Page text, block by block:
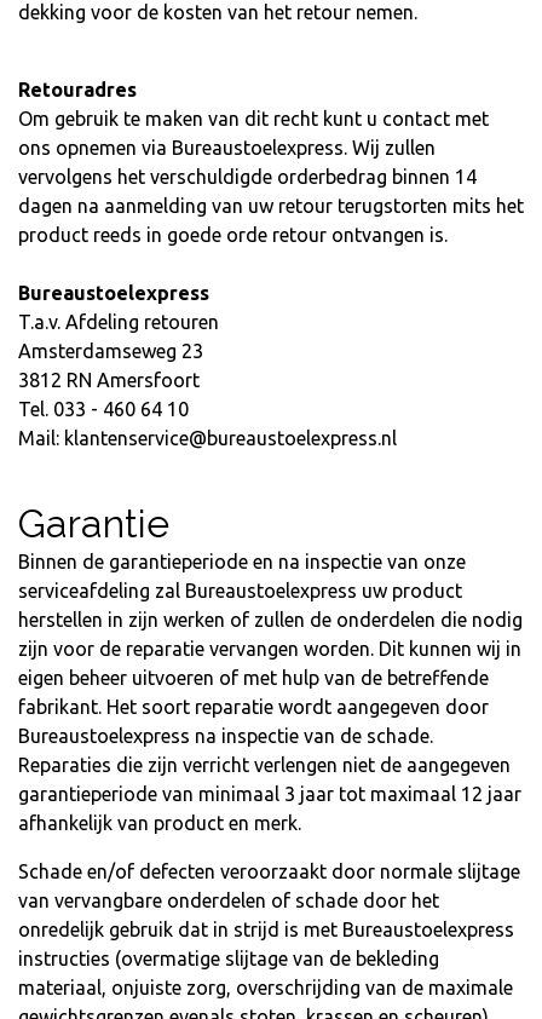
dekking voor de kosten van het retour nemen.
Retouradres
Om gebruik te maken van dit recht kunt u contact met
ons opnemen via Bureaustoelexpress. Wij zullen
vervolgens het verschuldigde orderbedrag binnen 14
dagen na aanmelding van uw retour terugstorten mits het
product reeds in goede orde retour ontvangen is.
Bureaustoelexpress
T.a.v. Afdeling retouren
Amsterdamseweg 23
3812 RN Amersfoort
Tel. 033 - 460 64 10
Mail: klantenservice@bureaustoelexpress.nl
Garantie
Binnen de garantieperiode en na inspectie van onze
serviceafdeling zal Bureaustoelexpress uw product
herstellen in zijn werken of zullen de onderdelen die nodig
zijn voor de reparatie vervangen worden. Dit kunnen wij in
eigen beheer uitvoeren of met hulp van de betreffende
fabrikant. Het soort reparatie wordt aangegeven door
Bureaustoelexpress na inspectie van de schade.
Reparaties die zijn verricht verlengen niet de aangegeven
garantieperiode van minimaal 3 jaar tot maximaal 12 jaar
afhankelijk van product en merk.
Schade en/of defecten veroorzaakt door normale slijtage
van vervangbare onderdelen of schade door het
onredelijk gebruik dat in strijd is met Bureaustoelexpress
instructies (overmatige slijtage van de bekleding
materiaal, onjuiste zorg, overschrijding van de maximale